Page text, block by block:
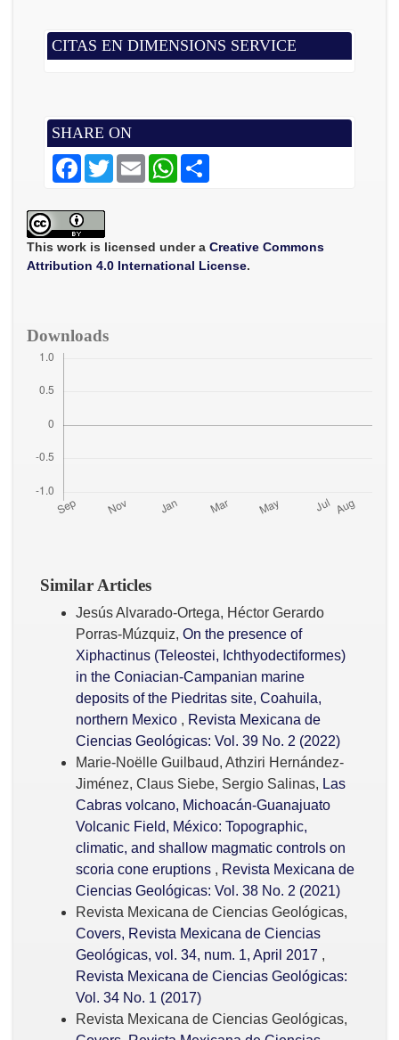
CITAS EN DIMENSIONS SERVICE
SHARE ON
F
a
b
o
o
k
T
w
r
E
m
W
p
p
S
This work is licensed under a Creative Commons
Attribution 4.0 International License.
Downloads
Similar Articles
Jesús Alvarado-Ortega, Héctor Gerardo
Porras-Múzquiz, On the presence of
Xiphactinus (Teleostei, Ichthyodectiformes)
in the Coniacian-Campanian marine
deposits of the Piedritas site, Coahuila,
northern Mexico , Revista Mexicana de
Ciencias Geológicas: Vol. 39 No. 2 (2022)
Marie-Noëlle Guilbaud, Athziri Hernández-
Jiménez, Claus Siebe, Sergio Salinas, Las
Cabras volcano, Michoacán-Guanajuato
Volcanic Field, México: Topographic,
climatic, and shallow magmatic controls on
scoria cone eruptions , Revista Mexicana de
Ciencias Geológicas: Vol. 38 No. 2 (2021)
Revista Mexicana de Ciencias Geológicas,
Covers, Revista Mexicana de Ciencias
Geológicas, vol. 34, num. 1, April 2017 ,
Revista Mexicana de Ciencias Geológicas:
Vol. 34 No. 1 (2017)
Revista Mexicana de Ciencias Geológicas,